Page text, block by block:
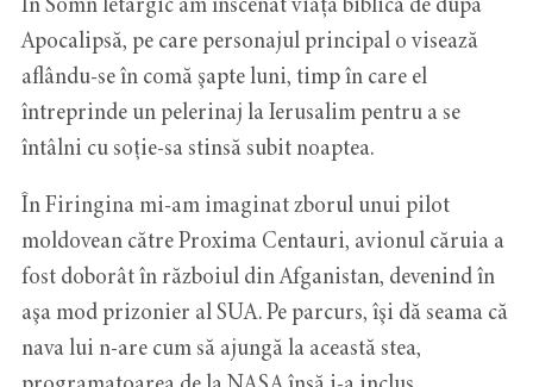
Apocalipsă, pe care personajul principal o visează
aflându-se în comă şapte luni, timp în care el
întreprinde un pelerinaj la Ierusalim pentru a se
întâlni cu soţie-sa stinsă subit noaptea.
În Firingina mi-am imaginat zborul unui pilot
moldovean către Proxima Centauri, avionul căruia a
fost doborât în războiul din Afganistan, devenind în
aşa mod prizonier al SUA. Pe parcurs, îşi dă seama că
nava lui n-are cum să ajungă la această stea,